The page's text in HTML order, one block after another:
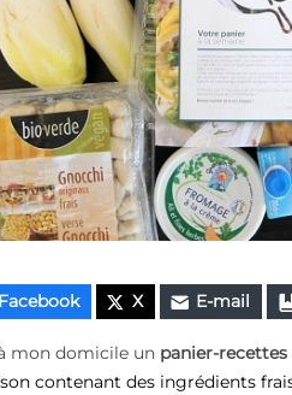
Facebook X E-mail
mon domicile un panier-recettes
contenant des ingrédients